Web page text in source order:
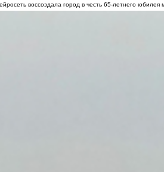
воссоздала город в честь 65-летнего юбилея